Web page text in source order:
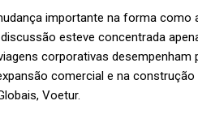
importante na forma como
esteve concentrada
corporativas desempenham
comercial e na construção
Voetur.